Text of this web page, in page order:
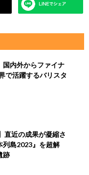
国内外からファイナ
で活躍するバリスタ
直近の成果が凝縮さ
列島2023』を超解
跡